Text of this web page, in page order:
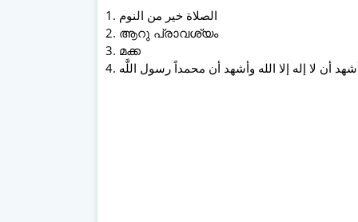
1. الصلاة خير من النوم
2. ആറു പ്രാവശ്യം
3. മക്ക
أشهد أن لا إله إلا الله وأشهد أن محمداً رسول اللَّه